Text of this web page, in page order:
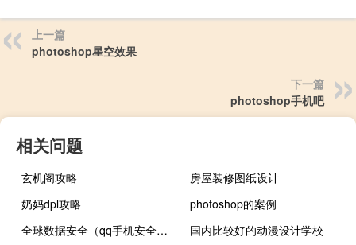
上一篇
photoshop星空效果
下一篇
photoshop手机吧
相关问题
玄机阁攻略
房屋装修图纸设计
奶妈dpl攻略
photoshop的案例
全球数据安全（qq手机安全管家）
国内比较好的动漫设计学校